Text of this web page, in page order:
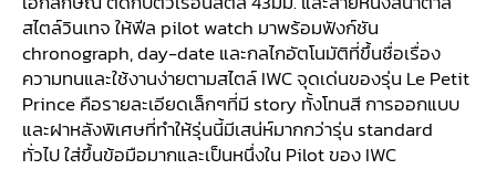
สไตล์วินเทจ ให้ฟีล pilot watch มาพร้อมฟังก์ชัน
chronograph, day-date และกลไกอัตโนมัติที่ขึ้นชื่อเรื่อง
ความทนและใช้งานง่ายตามสไตล์ IWC จุดเด่นของรุ่น Le Petit
Prince คือรายละเอียดเล็กๆที่มี story ทั้งโทนสี การออกแบบ
และฝาหลังพิเศษที่ทำให้รุ่นนี้มีเสน่ห์มากกว่ารุ่น standard
ทั่วไป ใส่ขึ้นข้อมือมากและเป็นหนึ่งใน Pilot ของ IWC